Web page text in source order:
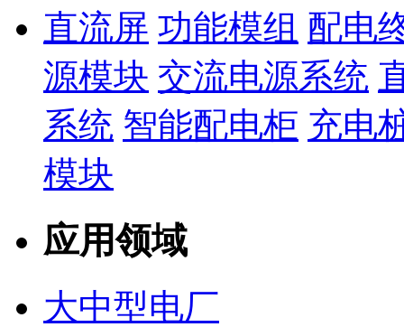
直流屏 功能模组 配电
源模块 交流电源系统
系统 智能配电柜 充电
模块
应用领域
大中型电厂